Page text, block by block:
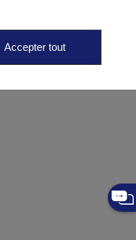
Accepter tout